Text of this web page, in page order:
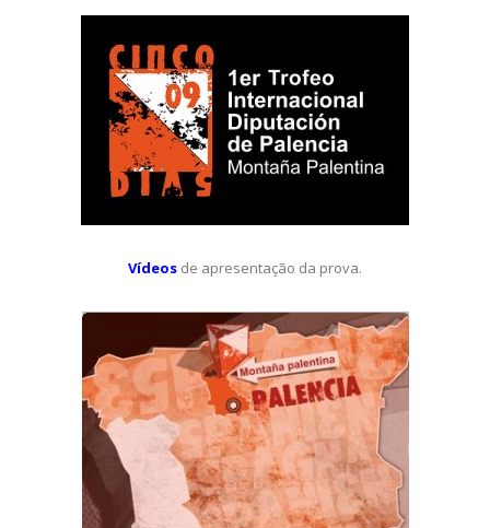
Vídeos de apresentação da prova.